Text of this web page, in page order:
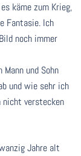
käme zum Krieg,
Fantasie. Ich
noch immer
und Sohn
und wie sehr ich
nicht verstecken
Jahre alt